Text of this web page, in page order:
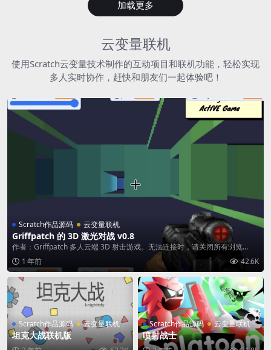
加载更多
云变量联机
使用Scratch云变量技术制作的互动项目和联机功能，轻松实现
多人实时协作，赶快和朋友们一起体验吧！
Scratch作品源码 云变量联机
Griffpatch 的 3D 激光对战 v0.8
作者：Griffpatch 多人云端 3D 射击游戏。无法连接时，请关闭所有浏览...
1 年前
42.6K
Scratch作品源码 云变量联机
坦克大战联机版
Scratch作品源码 云变量联机
喷射战士